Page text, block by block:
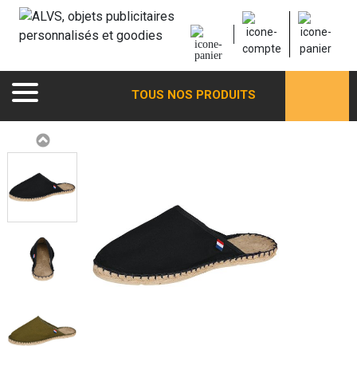
TOUS NOS PRODUITS